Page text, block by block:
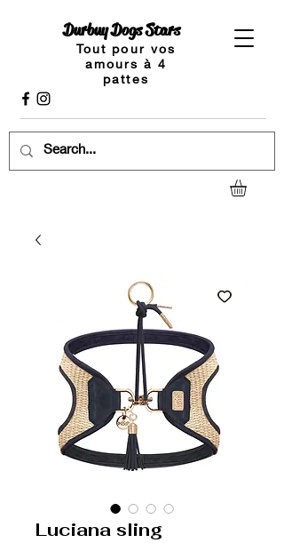
Durbuy Dogs Stars
Tout pour vos
amours à 4
pattes
Luciana sling